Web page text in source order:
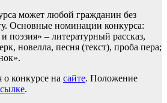
может любой гражданин без
Основные номинации конкурса:
поэзия» – литературный рассказ,
новелла, песня (текст), проба пера;
конкурсе на сайте. Положение
.